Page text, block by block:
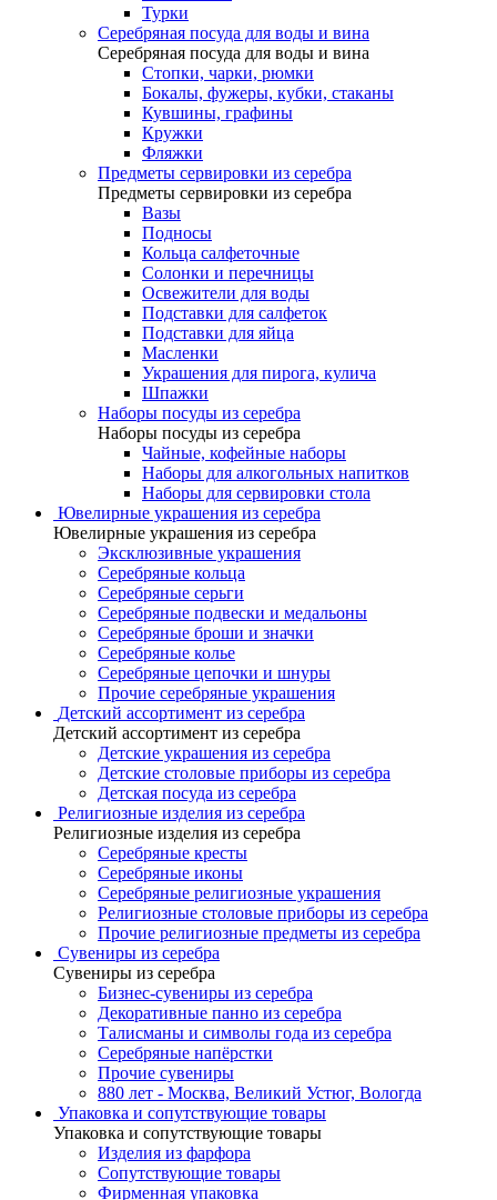
Турки
Серебряная посуда для воды и вина
Серебряная посуда для воды и вина
Стопки, чарки, рюмки
Бокалы, фужеры, кубки, стаканы
Кувшины, графины
Кружки
Фляжки
Предметы сервировки из серебра
Предметы сервировки из серебра
Вазы
Подносы
Кольца салфеточные
Солонки и перечницы
Освежители для воды
Подставки для салфеток
Подставки для яйца
Масленки
Украшения для пирога, кулича
Шпажки
Наборы посуды из серебра
Наборы посуды из серебра
Чайные, кофейные наборы
Наборы для алкогольных напитков
Наборы для сервировки стола
Ювелирные украшения из серебра
Ювелирные украшения из серебра
Эксклюзивные украшения
Серебряные кольца
Серебряные серьги
Серебряные подвески и медальоны
Серебряные броши и значки
Серебряные колье
Серебряные цепочки и шнуры
Прочие серебряные украшения
Детский ассортимент из серебра
Детский ассортимент из серебра
Детские украшения из серебра
Детские столовые приборы из серебра
Детская посуда из серебра
Религиозные изделия из серебра
Религиозные изделия из серебра
Серебряные кресты
Серебряные иконы
Серебряные религиозные украшения
Религиозные столовые приборы из серебра
Прочие религиозные предметы из серебра
Сувениры из серебра
Сувениры из серебра
Бизнес-сувениры из серебра
Декоративные панно из серебра
Талисманы и символы года из серебра
Серебряные напёрстки
Прочие сувениры
880 лет - Москва, Великий Устюг, Вологда
Упаковка и сопутствующие товары
Упаковка и сопутствующие товары
Изделия из фарфора
Сопутствующие товары
Фирменная упаковка